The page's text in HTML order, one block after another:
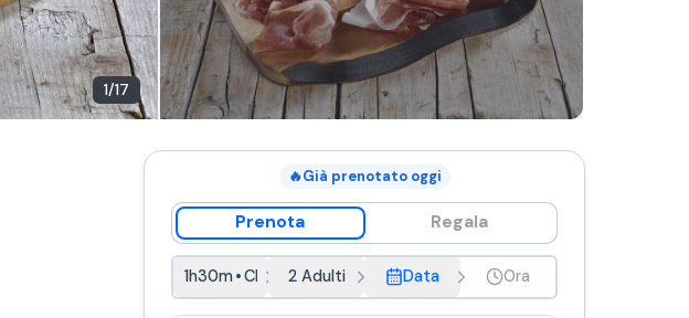
1/17
🔥Già prenotato oggi
Prenota Regala
1h30m•Classica (ita)
2 Adulti Data Ora